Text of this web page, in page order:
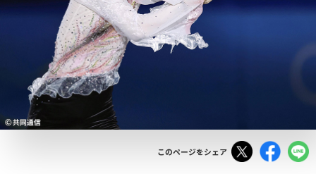
このページをシェア Tweet